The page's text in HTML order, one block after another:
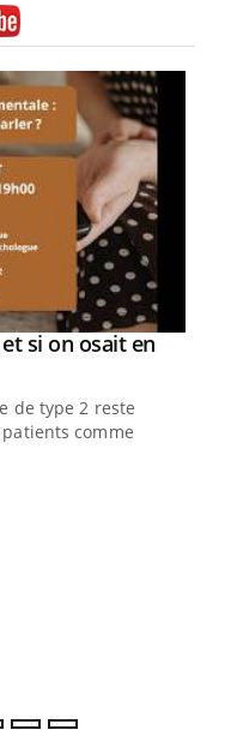
si on osait en
de type 2 reste
comme